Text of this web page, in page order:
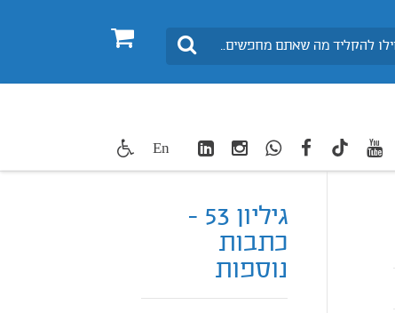
0 חיפוש
twitter
youtube
TikTok
facebook
WhatsApp
Instagram
LinkedIn
En
גיליון 53 -
כתבות
נוספות